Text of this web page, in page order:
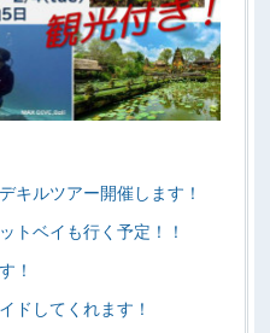
キルツアー開催します！
トベイも行く予定！！
！
ドしてくれます！